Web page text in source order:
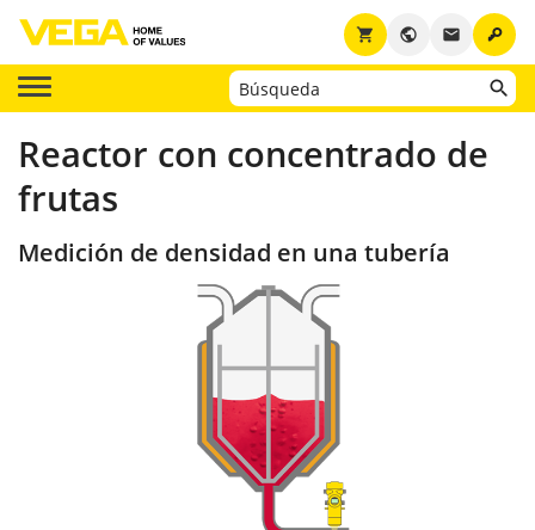
key
email
public
shopping_cart
Reactor con concentrado de
frutas
Medición de densidad en una tubería